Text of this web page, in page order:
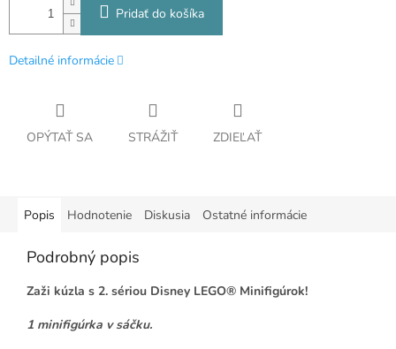
Pridať do košíka
Detailné informácie
OPÝTAŤ SA STRÁŽIŤ ZDIEĽAŤ
Popis Hodnotenie Diskusia Ostatné informácie
Podrobný popis
Zaži kúzla s 2. sériou Disney LEGO® Minifigúrok!
1 minifigúrka v sáčku.